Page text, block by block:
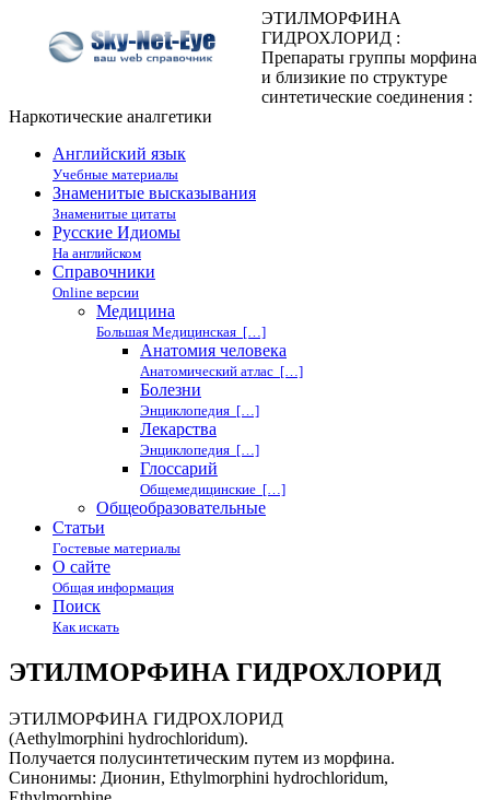
ЭТИЛМОРФИНА
ГИДРОХЛОРИД :
Препараты группы морфина
и близикие по структуре
синтетические соединения :
Наркотические аналгетики
Английский язык
Учебные материалы
Знаменитые высказывания
Знаменитые цитаты
Русские Идиомы
На английском
Справочники
Online версии
Медицина
Большая Медицинская […]
Анатомия человека
Анатомический атлас […]
Болезни
Энциклопедия […]
Лекарства
Энциклопедия […]
Глоссарий
Общемедицинские […]
Общеобразовательные
Статьи
Гостевые материалы
О сайте
Общая информация
Поиск
Как искать
ЭТИЛМОРФИНА ГИДРОХЛОРИД
ЭТИЛМОРФИНА ГИДРОХЛОРИД
(Aethylmorphini hydrochloridum).
Получается полусинтетическим путем из морфина.
Синонимы: Дионин, Ethylmorphini hydrochloridum,